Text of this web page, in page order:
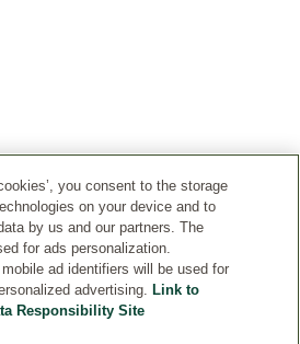
you consent to the storage
on your device and to
by us and our partners. The
for ads personalization.
ad identifiers will be used for
advertising. Link to
Responsibility Site